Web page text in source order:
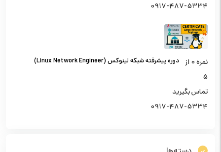
0917-487-5334
دوره پیشرفته شبکه لینوکس (Linux Network Engineer) نمره0 از
5
تماس بگیرید
0917-487-5334